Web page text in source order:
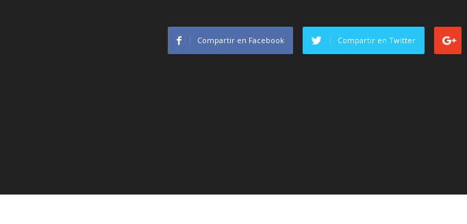
Compartir en Facebook Compartir en Twitter